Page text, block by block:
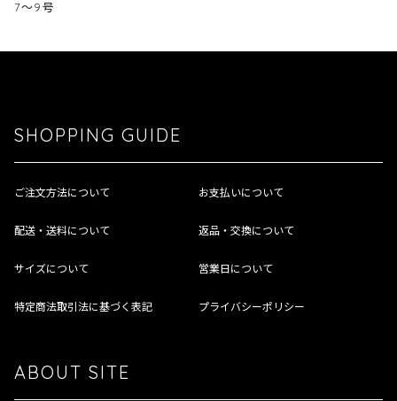
7～9号
SHOPPING GUIDE
ご注文方法について お支払いについて
配送・送料について 返品・交換について
サイズについて 営業日について
特定商法取引法に基づく表記 プライバシーポリシー
ABOUT SITE